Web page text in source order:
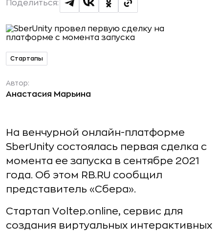
Поделиться:
Стартапы
Автор:
Анастасия Марьина
На венчурной онлайн-платформе
SberUnity состоялась первая сделка с
момента ее запуска в сентябре 2021
года. Об этом RB.RU cообщил
представитель «Сбера».
Стартап Voltep.online, сервис для
создания виртуальных интерактивных